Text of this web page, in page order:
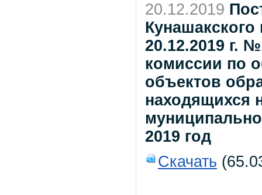
20.12.2019
20.12.2019 г.
комиссии по
объектов
находящихся
2019 год
Скачать